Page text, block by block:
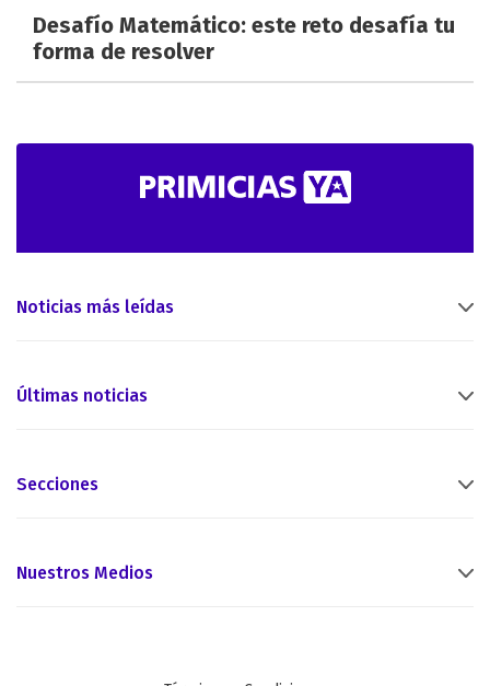
Desafío Matemático: este reto desafía tu
forma de resolver
Noticias más leídas
Últimas noticias
Secciones
Nuestros Medios